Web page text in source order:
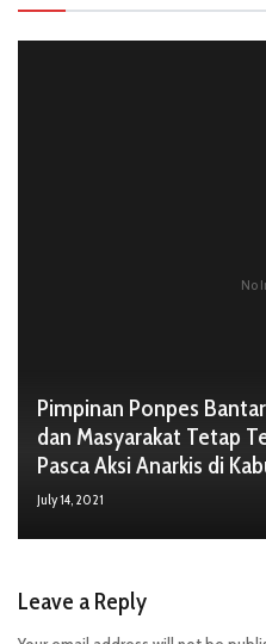
No
Pimpinan Ponpes
dan Masyarakat Tetap
Pasca Aksi Anarkis di
July 14, 2021
Leave a Reply